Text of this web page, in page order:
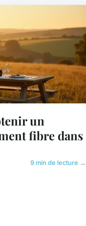
un
fibre dans
9 min de lecture →